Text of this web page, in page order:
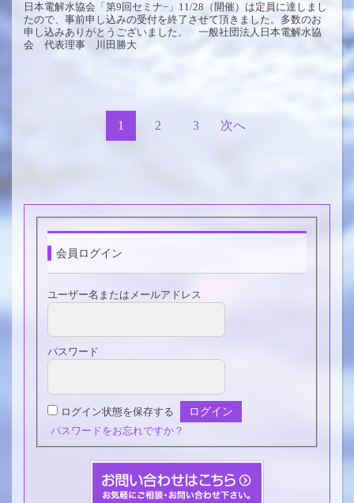
会員ログイン
ユーザー名またはメールアドレス
パスワード
ログイン状態を保存する
パスワードをお忘れですか？
日本電解水協会「第9回セミナ−」11/28（開催）は定員に達しまし
たので、事前申し込みの受付を終了させて頂きました。多数のお
申し込みありがとうございました。 一般社団法人日本電解水協
会 代表理事 川田勝大
1 2 3 次へ